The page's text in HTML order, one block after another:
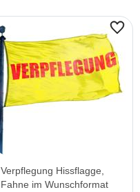
Verpflegung Hissflagge,
Fahne im Wunschformat